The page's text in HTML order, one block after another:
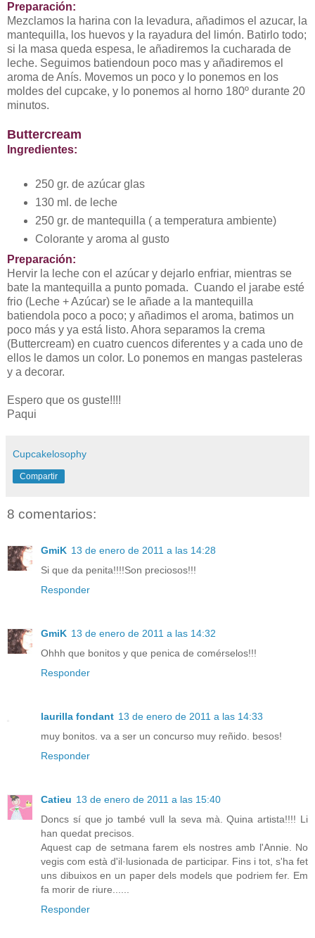
Preparación:
Mezclamos la harina con la levadura, añadimos el azucar, la
mantequilla, los huevos y la rayadura del limón. Batirlo todo;
si la masa queda espesa, le añadiremos la cucharada de
leche. Seguimos batiendoun poco mas y añadiremos el
aroma de Anís. Movemos un poco y lo ponemos en los
moldes del cupcake, y lo ponemos al horno 180º durante 20
minutos.
Buttercream
Ingredientes:
250 gr. de azúcar glas
130 ml. de leche
250 gr. de mantequilla ( a temperatura ambiente)
Colorante y aroma al gusto
Preparación:
Hervir la leche con el azúcar y dejarlo enfriar, mientras se
bate la mantequilla a punto pomada. Cuando el jarabe esté
frio (Leche + Azúcar) se le añade a la mantequilla
batiendola poco a poco; y añadimos el aroma, batimos un
poco más y ya está listo. Ahora separamos la crema
(Buttercream) en cuatro cuencos diferentes y a cada uno de
ellos le damos un color. Lo ponemos en mangas pasteleras
y a decorar.
Espero que os guste!!!!
Paqui
Cupcakelosophy
Compartir
8 comentarios:
GmiK 13 de enero de 2011 a las 14:28
Si que da penita!!!!Son preciosos!!!
Responder
GmiK 13 de enero de 2011 a las 14:32
Ohhh que bonitos y que penica de comérselos!!!
Responder
laurilla fondant 13 de enero de 2011 a las 14:33
muy bonitos. va a ser un concurso muy reñido. besos!
Responder
Catieu 13 de enero de 2011 a las 15:40
Doncs sí que jo també vull la seva mà. Quina artista!!!! Li
han quedat precisos.
Aquest cap de setmana farem els nostres amb l'Annie. No
vegis com està d'il·lusionada de participar. Fins i tot, s'ha fet
uns dibuixos en un paper dels models que podriem fer. Em
fa morir de riure......
Responder